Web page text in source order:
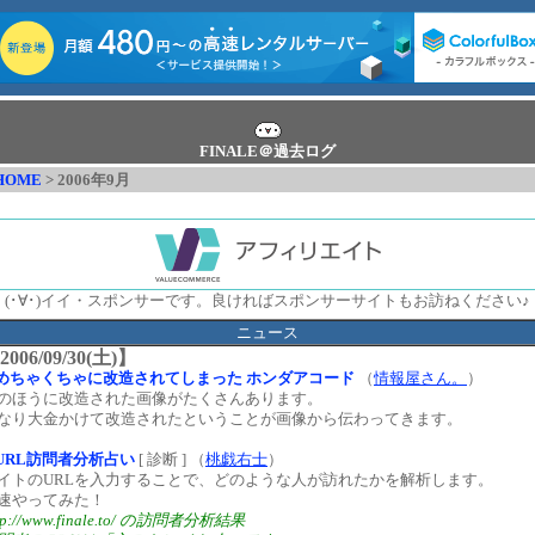
FINALE＠過去ログ
> 2006年9月
(･∀･)イイ・スポンサーです。良ければスポンサーサイトもお訪ねください♪
ニュース
2006/09/30(土)】
ちゃくちゃに改造されてしまった ホンダアコード （情報屋さん。
）
ほうに改造された画像がたくさんあります。
り大金かけて改造されたということが画像から伝わってきます。
訪問者分析占い [ 診断 ] （桃戯右士）
トのURLを入力することで、どのような人が訪れたかを解析します。
やってみた！
www.finale.to/ の訪問者分析結果